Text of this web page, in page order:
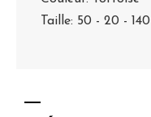
Taille: 50 - 20 - 140